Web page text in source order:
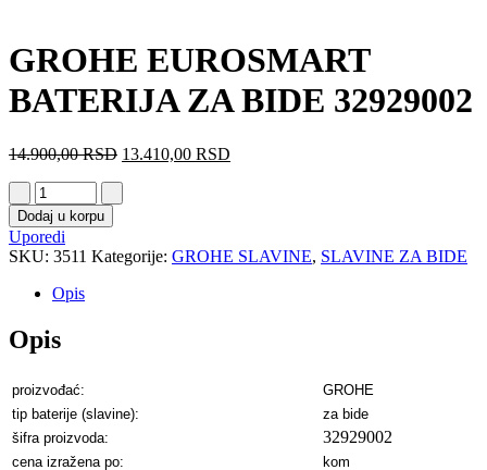
GROHE EUROSMART
BATERIJA ZA BIDE 32929002
14.900,00RSD 13.410,00 RSD
Dodaj u korpu
Uporedi
SKU: 3511 Kategorije: GROHE SLAVINE, SLAVINE ZA BIDE
Opis
Opis
proizvođać:
GROHE
tip baterije (slavine):
za bide
šifra proizvoda:
32929002
cena izražena po: kom